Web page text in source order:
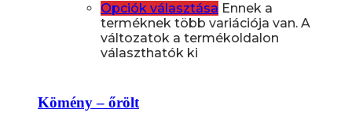
Opciók választása Ennek a
terméknek több variációja van. A
változatok a termékoldalon
választhatók ki
Kömény – őrölt